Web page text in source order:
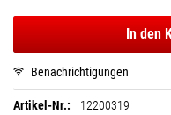
In den
Benachrichtigungen
Artikel-Nr.:
12200319